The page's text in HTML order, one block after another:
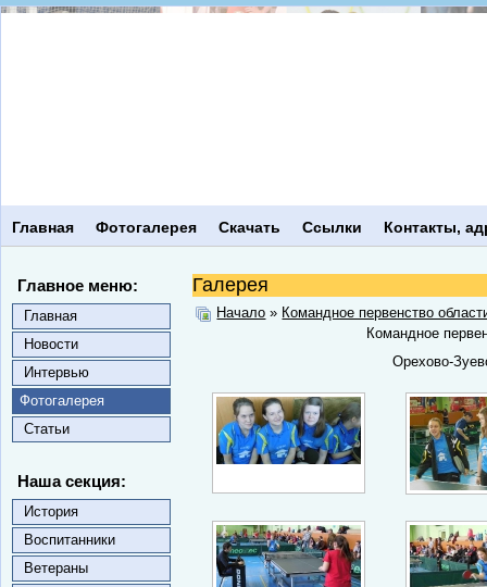
Главная Фотогалерея Скачать Ссылки Контакты,
Главное меню:
Главная
Новости
Интервью
Фотогалерея
Статьи
Наша секция:
История
Воспитанники
Ветераны
Галерея
Начало » Командное первенство
Командное
Орехово-